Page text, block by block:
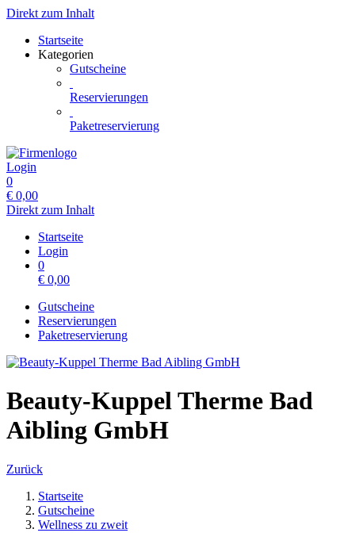
Direkt zum Inhalt
Startseite
Kategorien
Gutscheine
Reservierungen
Paketreservierung
Login
0
€ 0,00
Direkt zum Inhalt
Startseite
Login
0
€ 0,00
Gutscheine
Reservierungen
Paketreservierung
Beauty-Kuppel Therme Bad
Aibling GmbH
Zurück
Startseite
Gutscheine
Wellness zu zweit